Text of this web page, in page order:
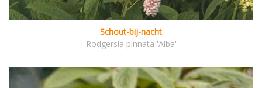
Schout-bij-nacht
Rodgersia pinnata 'Alba'